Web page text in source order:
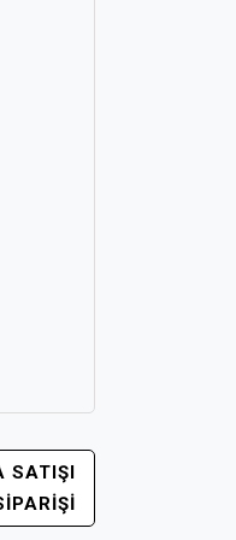
SATIŞI